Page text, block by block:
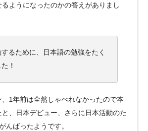
ようになったのかの答えがありまし
るために、日本語の勉強をたく
！
、1年前は全然しゃべれなかったので本
、日本デビュー、さらに日本活動のた
んばったようです。